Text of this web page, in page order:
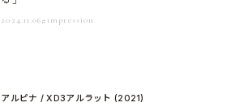
2024.11.06#impression
アルピナ / XD3アルラット (2021)